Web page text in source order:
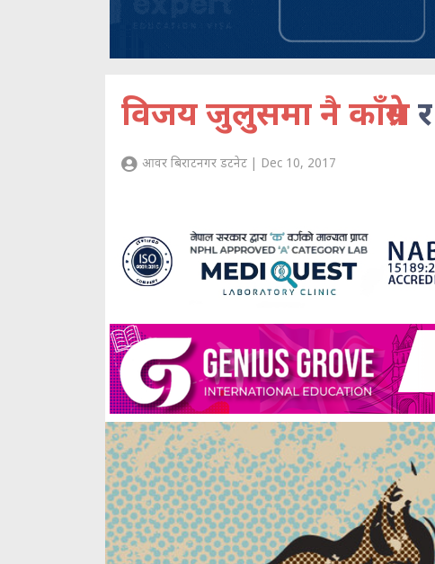
विजय जुलुसमा नै काँग्रेस
आवर बिराटनगर डटनेट | Dec 10, 2017